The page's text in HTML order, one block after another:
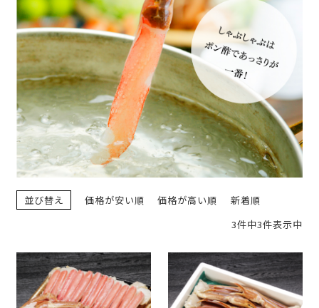
並び替え 価格が安い順 価格が高い順
新着順
3件中3件表示中